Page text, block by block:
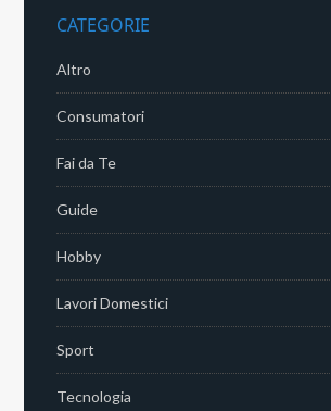
CATEGORIE
Altro
Consumatori
Fai da Te
Guide
Hobby
Lavori Domestici
Sport
Tecnologia